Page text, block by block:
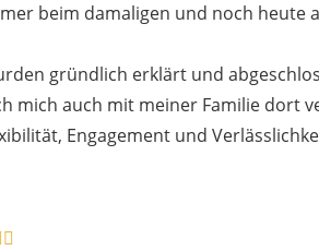
beim damaligen und noch heute
gründlich erklärt und
mich auch mit meiner Familie dort
Engagement und